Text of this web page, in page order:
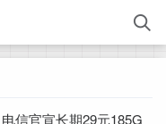
电信官宣长期29元185G